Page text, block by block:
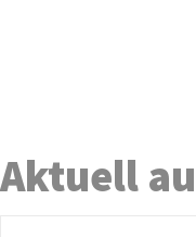
Aktuell